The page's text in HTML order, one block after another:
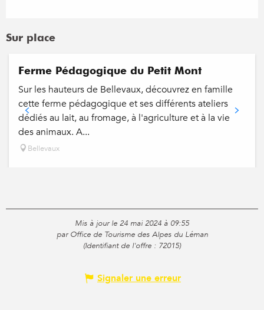
Sur place
Ferme Pédagogique du Petit Mont
Sur les hauteurs de Bellevaux, découvrez en famille
cette ferme pédagogique et ses différents ateliers
dédiés au lait, au fromage, à l'agriculture et à la vie
des animaux. A...
Bellevaux
Mis à jour le 24 mai 2024 à 09:55
par Office de Tourisme des Alpes du Léman
(Identifiant de l'offre : 72015)
Signaler une erreur